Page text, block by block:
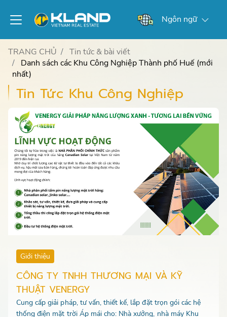
Ngôn ngữ
TRANG CHỦ
Tin tức & bài viết
Danh sách các Khu Công Nghiệp Thành phố Huế (mới
nhất)
Tin Tức Khu Công Nghiệp
Giới thiệu
CÔNG TY TNHH THƯƠNG MẠI VÀ KỸ
THUẬT VENERGY
Cung cấp giải pháp, tư vấn, thiết kế, lắp đặt trọn gói các hệ
thống điện mặt trời Áp mái cho: Nhà xưởng, nhà máy Khu